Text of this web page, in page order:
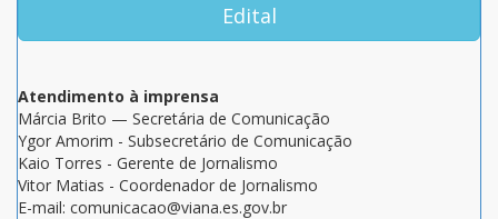
Edital
Atendimento à imprensa
Márcia Brito — Secretária de Comunicação
Ygor Amorim - Subsecretário de Comunicação
Kaio Torres - Gerente de Jornalismo
Vitor Matias - Coordenador de Jornalismo
E-mail: comunicacao@viana.es.gov.br